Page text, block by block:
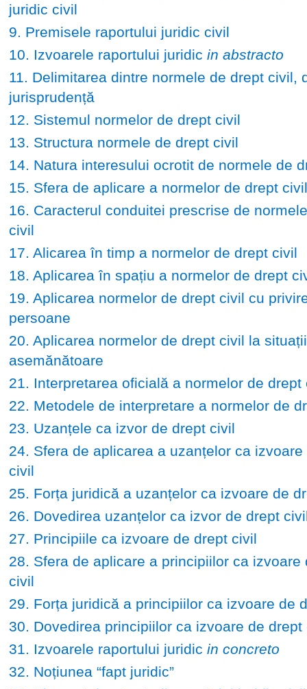
juridic civil
9. Premisele raportului juridic civil
10. Izvoarele raportului juridic in abstracto
11. Delimitarea dintre normele de drept civil,
jurisprudență
12. Sistemul normelor de drept civil
13. Structura normele de drept civil
14. Natura interesului ocrotit de normele de
15. Sfera de aplicare a normelor de drept civil
16. Caracterul conduitei prescrise de
civil
17. Alicarea în timp a normelor de drept civil
18. Aplicarea în spațiu a normelor de drept
19. Aplicarea normelor de drept civil cu
persoane
20. Aplicarea normelor de drept civil la situații
asemănătoare
21. Interpretarea oficială a normelor de drept
22. Metodele de interpretare a normelor de
23. Uzanțele ca izvor de drept civil
24. Sfera de aplicarea a uzanțelor ca izvoare
civil
25. Forța juridică a uzanțelor ca izvoare de
26. Dovedirea uzanțelor ca izvor de drept
27. Principiile ca izvoare de drept civil
28. Sfera de aplicare a principiilor ca izvoare
civil
29. Forța juridică a principiilor ca izvoare de
30. Dovedirea principiilor ca izvoare de drept
31. Izvoarele raportului juridic in concreto
32. Noțiunea “fapt juridic”